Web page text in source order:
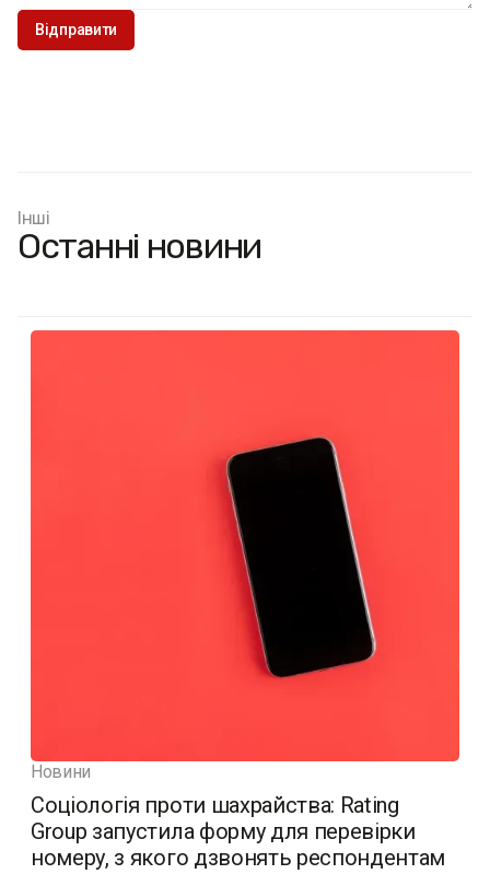
Інші
Останні новини
Новини
Соціологія проти шахрайства: Rating
Group запустила форму для перевірки
номеру, з якого дзвонять респондентам